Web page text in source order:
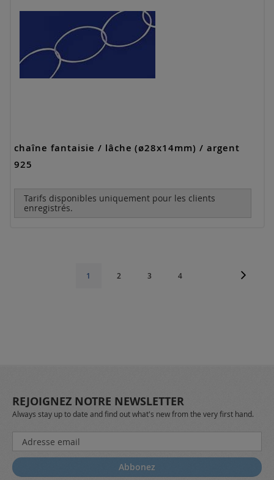
chaîne fantaisie / lâche (ø28x14mm) / argent
925
Tarifs disponibles uniquement pour les clients
enregistrés.
Vous
1 Page
2 Page
3 Page
4
REJOIGNEZ NOTRE NEWSLETTER
Always stay up to date and find out what's new from the very first hand.
Inscription
à
notre
lettre
Abbonez